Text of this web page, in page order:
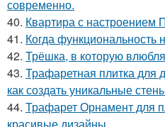
современно.
40. Квартира с настроением
41. Когда функциональность
42. Трёшка, в которую
43. Трафаретная плитка для
как создать уникальные
44. Трафарет Орнамент для